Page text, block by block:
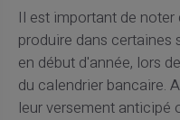
Il est important de noter
produire dans
en début d'année, lors
du calendrier bancaire.
leur versement anticipé